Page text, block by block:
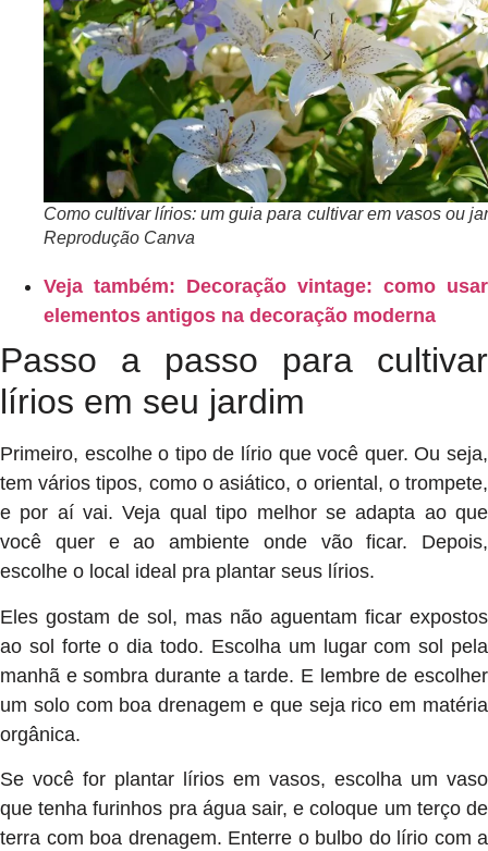
Como cultivar lírios: um guia para cultivar em vasos ou
Reprodução Canva
Veja também: Decoração vintage: como usar
elementos antigos na decoração moderna
Passo a passo para cultivar
lírios em seu jardim
Primeiro, escolhe o tipo de lírio que você quer. Ou seja,
tem vários tipos, como o asiático, o oriental, o trompete,
e por aí vai. Veja qual tipo melhor se adapta ao que
você quer e ao ambiente onde vão ficar. Depois,
escolhe o local ideal pra plantar seus lírios.
Eles gostam de sol, mas não aguentam ficar expostos
ao sol forte o dia todo. Escolha um lugar com sol pela
manhã e sombra durante a tarde. E lembre de escolher
um solo com boa drenagem e que seja rico em matéria
orgânica.
Se você for plantar lírios em vasos, escolha um vaso
que tenha furinhos pra água sair, e coloque um terço de
terra com boa drenagem. Enterre o bulbo do lírio com a